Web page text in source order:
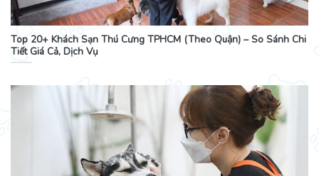
Top 20+ Khách Sạn Thú Cưng TPHCM (Theo Quận) – So Sánh Chi
Tiết Giá Cả, Dịch Vụ